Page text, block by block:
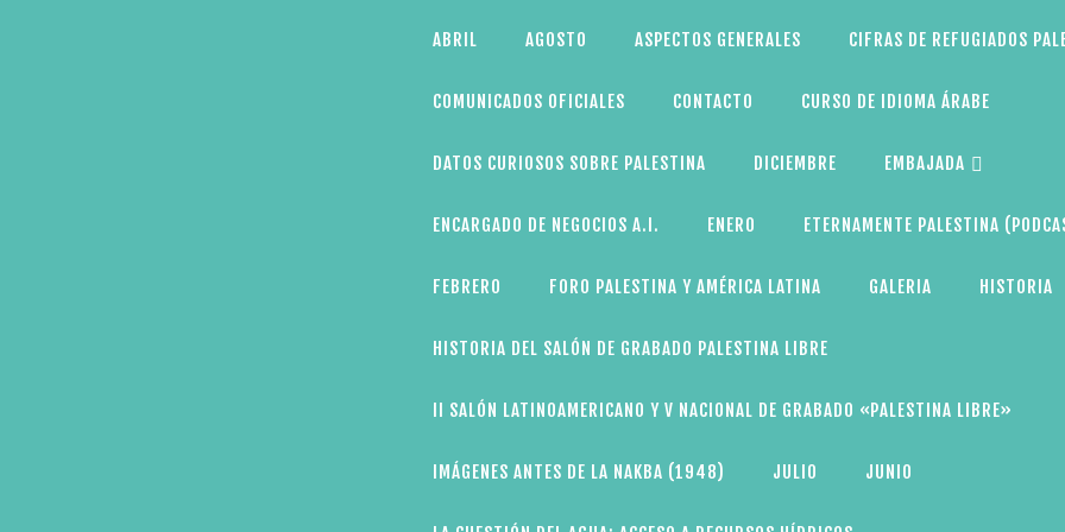
ABRIL AGOSTO ASPECTOS GENERALES CIFRAS DE REFUGIADOS
COMUNICADOS OFICIALES CONTACTO CURSO DE IDIOMA ÁRABE
DATOS CURIOSOS SOBRE PALESTINA DICIEMBRE EMBAJADA
ENCARGADO DE NEGOCIOS A.I. ENERO ETERNAMENTE PALESTINA
FEBRERO FORO PALESTINA Y AMÉRICA LATINA GALERIA HISTORIA
HISTORIA DEL SALÓN DE GRABADO PALESTINA LIBRE
II SALÓN LATINOAMERICANO Y V NACIONAL DE GRABADO «PALESTINA LIBRE»
IMÁGENES ANTES DE LA NAKBA (1948) JULIO JUNIO